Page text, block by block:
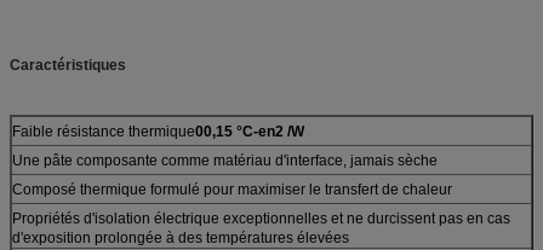
Caractéristiques
Faible résistance thermique00,15 °C-en2 /W
Une pâte composante comme matériau d'interface, jamais sèche
Composé thermique formulé pour maximiser le transfert de chaleur
Propriétés d'isolation électrique exceptionnelles et ne durcissent pas en cas
d'exposition prolongée à des températures élevées